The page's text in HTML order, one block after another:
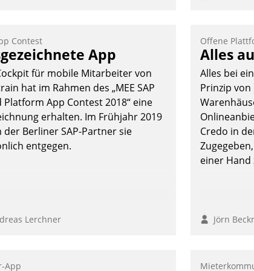
seit
und Eingriff
Partner
Nadja
Contest
App
für mobile Mitarbeiter von
hat im Rahmen des „MEE SAP
Platform App Contest 2018“ eine
erhalten. Im Frühjahr 2019
der Berliner SAP-Partner sie
entgegen.
Lerchner
Offene
Alles
Alles bei
Prinzip
Credo in
einer Hand
Jörn
App